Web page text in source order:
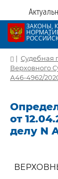
ЗАКОНЫ,
| Судебная
Верховного
А46-4962/
от
делу N